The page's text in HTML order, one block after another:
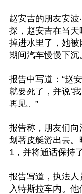
赵安吉的朋友安波
探，赵安吉在当
掉进水里了，她被
期间汽车慢慢下沉
报告中写道：“赵
就要死了，并说‘
再见。”
报告称，朋友们向
划著皮艇游出去
1，并将通话保持
报告写道，执法
入特斯拉车内。